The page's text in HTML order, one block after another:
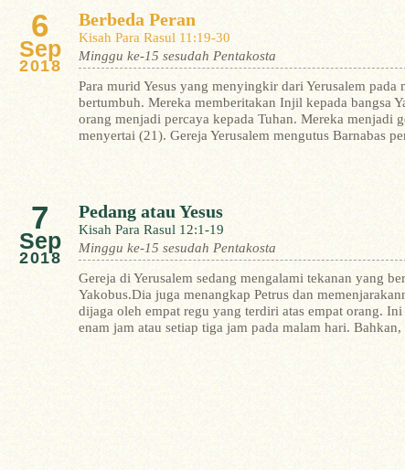
6
Sep
2018
Berbeda Peran
Kisah Para Rasul 11:19-30
Minggu ke-15 sesudah Pentakosta
Para murid Yesus yang menyingkir dari Yerusalem pada
bertumbuh. Mereka memberitakan Injil kepada bangsa
orang menjadi percaya kepada Tuhan. Mereka menjadi
menyertai (21). Gereja Yerusalem mengutus Barnabas
7
Sep
2018
Pedang atau Yesus
Kisah Para Rasul 12:1-19
Minggu ke-15 sesudah Pentakosta
Gereja di Yerusalem sedang mengalami tekanan yang
Yakobus.Dia juga menangkap Petrus dan
dijaga oleh empat regu yang terdiri atas empat orang.
enam jam atau setiap tiga jam pada malam hari.